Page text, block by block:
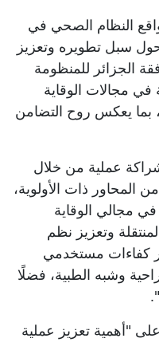
النظام الصحي في
حول سبل تطويره وتعزيز
الجزائر للمنظومة
مجالات الوقاية
بما يعكس روح التضامن
عملية من خلال
المحاور ذات الأولوية،
في مجالي الوقاية
وتعزيز نظم
كفاءات مستخدمي
وشبه الطبية، فضلًا
"أهمية تعزيز عملية